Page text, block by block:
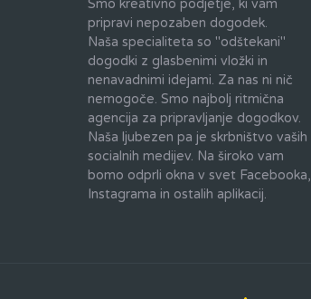
Smo kreativno podjetje, ki vam
pripravi nepozaben dogodek.
Naša specialiteta so "odštekani"
dogodki z glasbenimi vložki in
nenavadnimi idejami. Za nas ni nič
nemogoče. Smo najbolj ritmična
agencija za pripravljanje dogodkov.
Naša ljubezen pa je skrbništvo vaših
socialnih medijev. Na široko vam
bomo odprli okna v svet Facebooka,
Instagrama in ostalih aplikacij.